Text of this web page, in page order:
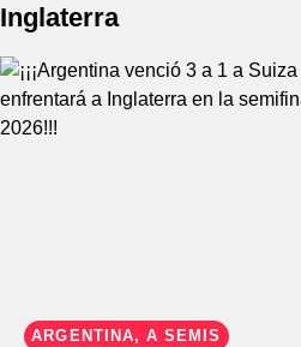
Inglaterra
ARGENTINA, A SEMIS